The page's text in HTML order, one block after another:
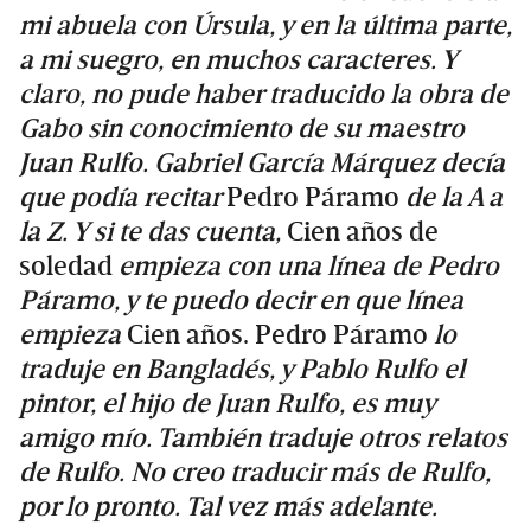
mi abuela con Úrsula, y en la última parte,
a mi suegro, en muchos caracteres. Y
claro, no pude haber traducido la obra de
Gabo sin conocimiento de su maestro
Juan Rulfo. Gabriel García Márquez decía
que podía recitarPedro Páramo de la A a
la Z. Y si te das cuenta, Cien años de
soledad empieza con una línea de Pedro
Páramo, y te puedo decir en que línea
empieza Cien años. Pedro Páramo lo
traduje en Bangladés, y Pablo Rulfo el
pintor, el hijo de Juan Rulfo, es muy
amigo mío. También traduje otros relatos
de Rulfo. No creo traducir más de Rulfo,
por lo pronto. Tal vez más adelante.